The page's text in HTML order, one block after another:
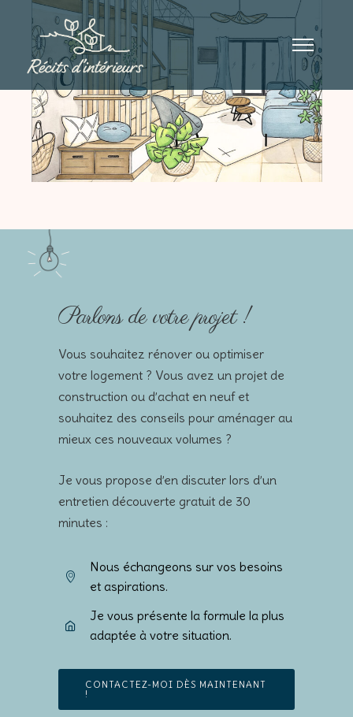
DESSIN DU JOUR
Parlons de votre projet !
Vous souhaitez rénover ou optimiser
votre logement ? Vous avez un projet de
construction ou d’achat en neuf et
souhaitez des conseils pour aménager au
mieux ces nouveaux volumes ?
Je vous propose d’en discuter lors d’un
entretien découverte gratuit de 30
minutes :
Nous échangeons sur vos besoins
et aspirations.
Je vous présente la formule la plus
adaptée à votre situation.
CONTACTEZ-MOI DÈS MAINTENANT
!